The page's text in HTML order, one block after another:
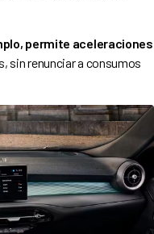
permite aceleraciones
sin renunciar a consumos